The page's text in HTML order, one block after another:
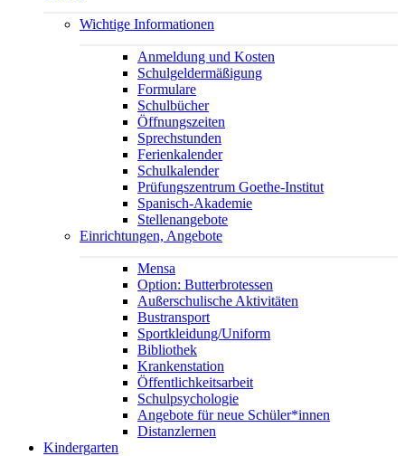
Wichtige Informationen
Anmeldung und Kosten
Schulgeldermäßigung
Formulare
Schulbücher
Öffnungszeiten
Sprechstunden
Ferienkalender
Schulkalender
Prüfungszentrum Goethe-Institut
Spanisch-Akademie
Stellenangebote
Einrichtungen, Angebote
Mensa
Option: Butterbrotessen
Außerschulische Aktivitäten
Bustransport
Sportkleidung/Uniform
Bibliothek
Krankenstation
Öffentlichkeitsarbeit
Schulpsychologie
Angebote für neue Schüler*innen
Distanzlernen
Kindergarten